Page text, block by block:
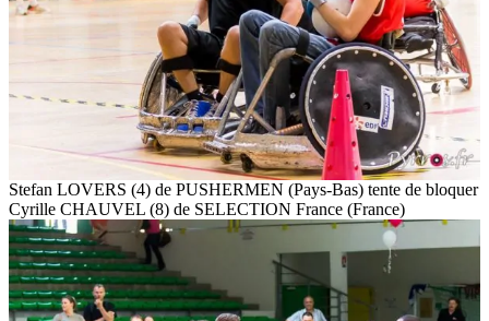
Stefan LOVERS (4) de PUSHERMEN (Pays-Bas) tente de bloquer
Cyrille CHAUVEL (8) de SELECTION France (France)